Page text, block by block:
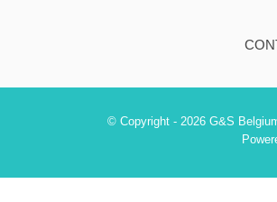
© Copyright - 2026 G&S